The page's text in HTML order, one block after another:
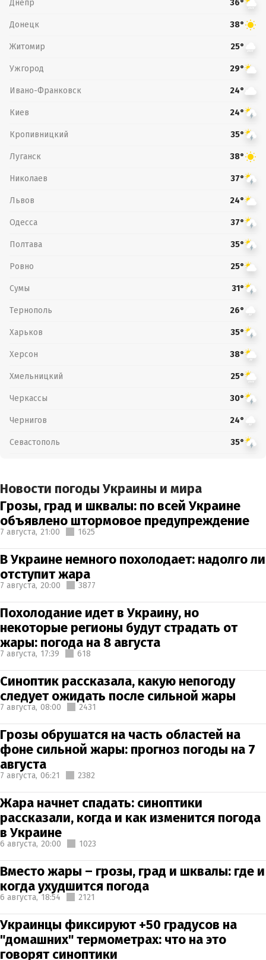
Днепр 36°
Донецк 38°
Житомир 25°
Ужгород 29°
Ивано-Франковск 24°
Киев 24°
Кропивницкий 35°
Луганск 38°
Николаев 37°
Львов 24°
Одесса 37°
Полтава 35°
Ровно 25°
Сумы 31°
Тернополь 26°
Харьков 35°
Херсон 38°
Хмельницкий 25°
Черкассы 30°
Чернигов 24°
Севастополь 35°
Новости погоды Украины и мира
Грозы, град и шквалы: по всей Украине
объявлено штормовое предупреждение
7 августа, 21:00 1625
В Украине немного похолодает: надолго ли
отступит жара
7 августа, 20:00 3877
Похолодание идет в Украину, но
некоторые регионы будут страдать от
жары: погода на 8 августа
7 августа, 17:39 618
Синоптик рассказала, какую непогоду
следует ожидать после сильной жары
7 августа, 08:00 2431
Грозы обрушатся на часть областей на
фоне сильной жары: прогноз погоды на 7
августа
7 августа, 06:21 2382
Жара начнет спадать: синоптики
рассказали, когда и как изменится погода
в Украине
6 августа, 20:00 1023
Вместо жары – грозы, град и шквалы: где и
когда ухудшится погода
6 августа, 18:54 2121
Украинцы фиксируют +50 градусов на
"домашних" термометрах: что на это
говорят синоптики